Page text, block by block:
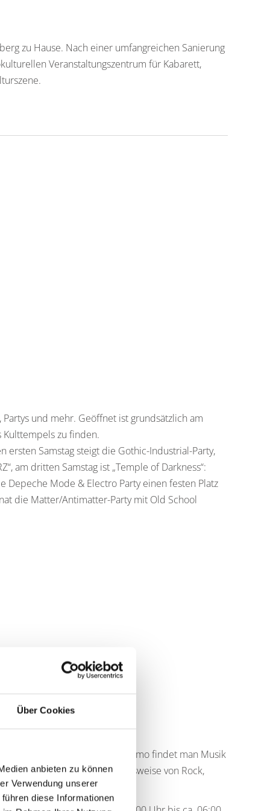
Über Cookies
anbieten zu können
Verwendung unserer
diese Informationen
zu Hause. Nach einer umfangreichen Sanierung
Veranstaltungszentrum für Kabarett,
und mehr. Geöffnet ist grundsätzlich am
Kulttempels zu finden.
Samstag steigt die Gothic-Industrial-Party,
am dritten Samstag ist „Temple of Darkness“:
Depeche Mode & Electro Party einen festen Platz
die Matter/Antimatter-Party mit Old School
Kammer, Turbo-Stadl und Cosmo findet man Musik
geht dabei beispielsweise von Rock,
70er/80er Sound.